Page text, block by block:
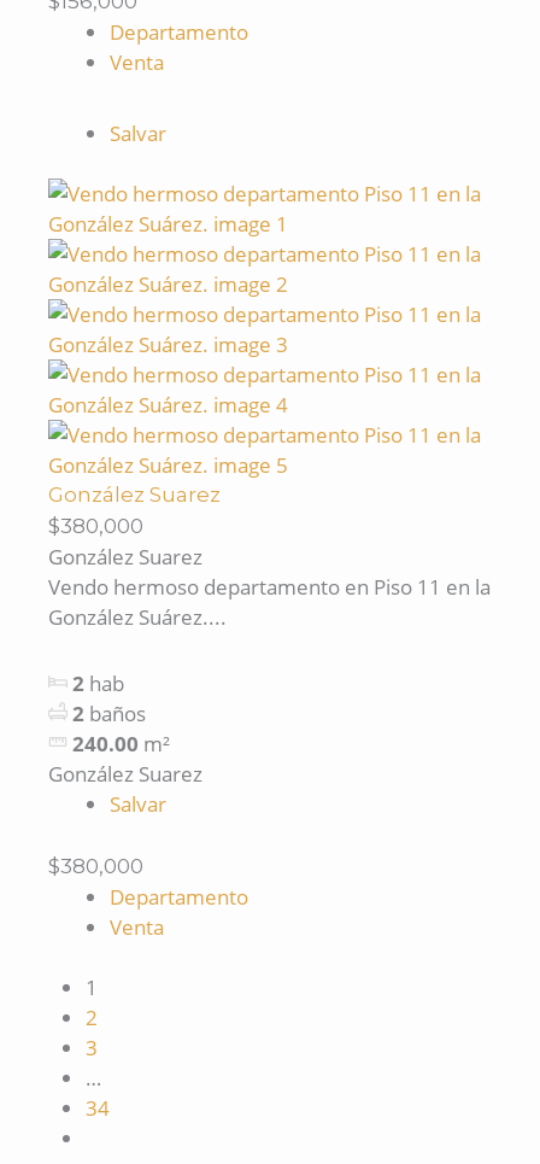
Departamento
Venta
Salvar
González Suarez
$380,000
González Suarez
Vendo hermoso departamento en Piso 11 en la
González Suárez....
2 hab
2 baños
240.00 m²
González Suarez
Salvar
$380,000
Departamento
Venta
1
2
3
…
34